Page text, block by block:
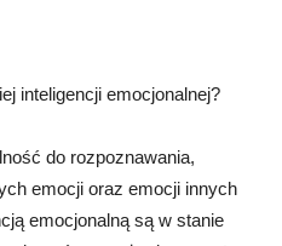
inteligencji emocjonalnej?
do rozpoznawania,
emocji oraz emocji innych
emocjonalną są w stanie